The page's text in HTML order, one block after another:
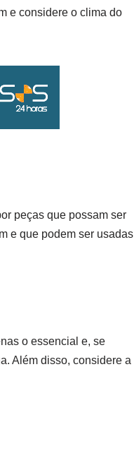
e considere o clima do
peças que possam ser
e que podem ser usadas
o essencial e, se
Além disso, considere a